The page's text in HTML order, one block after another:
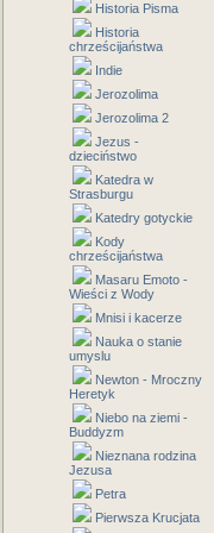
Historia Pisma
Historia
chrześcijaństwa
Indie
Jerozolima
Jerozolima 2
Jezus -
dzieciństwo
Katedra w
Strasburgu
Katedry gotyckie
Kody
chrześcijaństwa
Masaru Emoto -
Wieści z Wody
Mnisi i kacerze
Nauka o stanie
umyslu
Newton - Mroczny
Heretyk
Niebo na ziemi -
Buddyzm
Nieznana rodzina
Jezusa
Petra
Pierwsza Krucjata